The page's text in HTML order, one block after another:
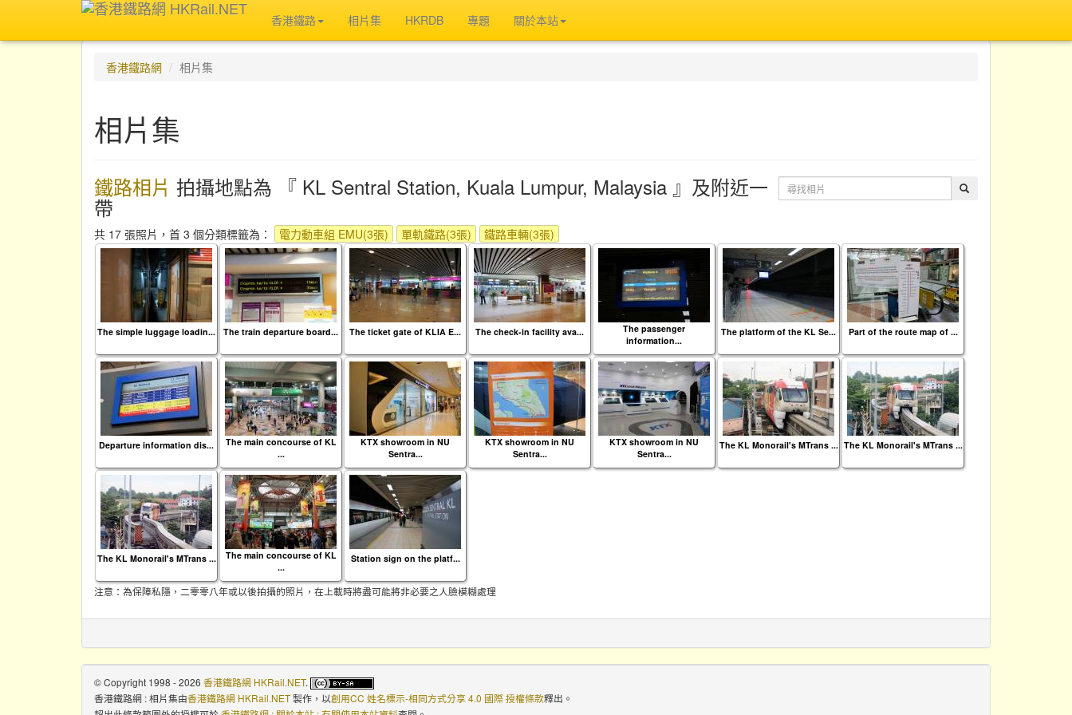
香港鐵路 相片集 HKRDB 專題 關於本站
香港鐵路網 相片集
相片集
鐵路相片 拍攝地點為 『 KL Sentral Station, Kuala Lumpur, Malaysia 』及附近一
帶
共 17 張照片，首 3 個分類標籤為： 電力動車組 EMU(3張) 單軌鐵路(3張) 鐵路車輛(3張)
The simple luggage loadin... The train departure board... The ticket gate of KLIA E... The check-in facility ava...
The passenger
information...
The platform of the KL Se... Part of the route map of ...
Departure information dis...
The main concourse of KL
...
KTX showroom in NU
Sentra...
KTX showroom in NU
Sentra...
KTX showroom in NU
Sentra...
The KL Monorail's MTrans ... The KL Monorail's MTrans ...
The KL Monorail's MTrans ...
The main concourse of KL
...
Station sign on the platf...
注意：為保障私隱，二零零八年或以後拍攝的照片，在上載時將盡可能將非必要之人臉模糊處理
© Copyright 1998 - 2026 香港鐵路網 HKRail.NET.
香港鐵路網 : 相片集由香港鐵路網 HKRail.NET製作，以創用CC 姓名標示-相同方式分享 4.0 國際 授權條款釋出。